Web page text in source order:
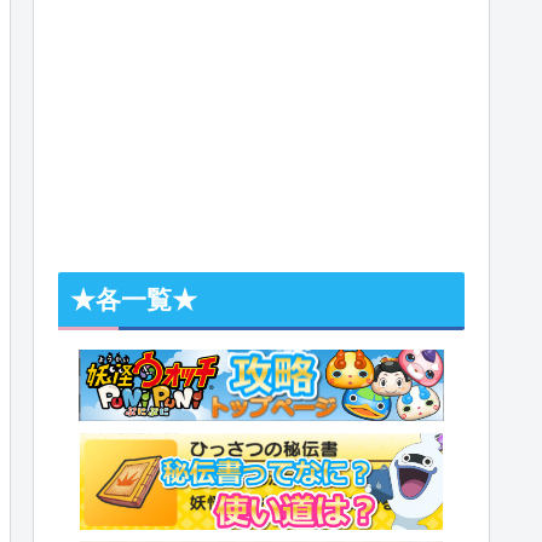
★各一覧★